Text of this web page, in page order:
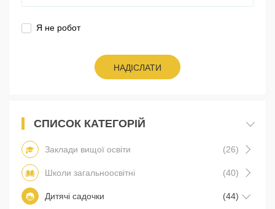
Я не робот
НАДІСЛАТИ
СПИСОК КАТЕГОРІЙ
Заклади вищої освіти (26)
Школи загальноосвітні (40)
Дитячі садочки (44)